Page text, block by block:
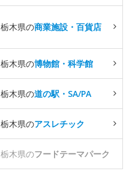
栃木県の商業施設・百貨店
栃木県の博物館・科学館
栃木県の道の駅・SA/PA
栃木県のアスレチック
栃木県のフードテーマパーク